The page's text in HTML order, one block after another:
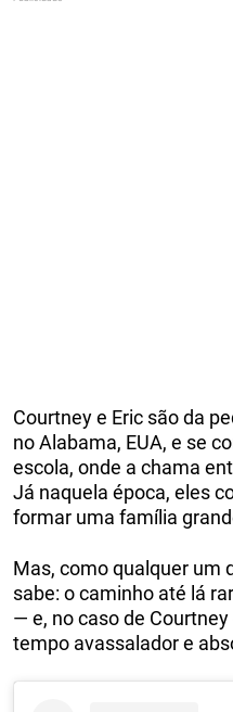
Courtney e Eric são da
no Alabama, EUA, e se
escola, onde a chama
Já naquela época, eles
formar uma família
Mas, como qualquer um
sabe: o caminho até lá
— e, no caso de
tempo avassalador e